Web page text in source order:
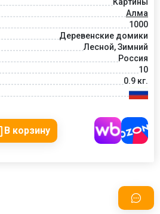
Алма
1000
Деревенские домики
Лесной, Зимний
Россия
10
0.9 кг.
В корзину